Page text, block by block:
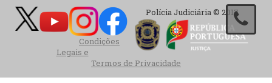
Polícia Judiciária © 2017
Condições
Legais e
Termos de Privacidade